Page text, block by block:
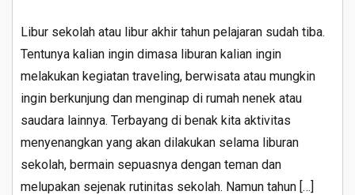
Seru
Liburan
Sekolah
dimasa
Pandemi
Libur sekolah atau libur akhir tahun pelajaran sudah tiba.
Tentunya kalian ingin dimasa liburan kalian ingin
melakukan kegiatan traveling, berwisata atau mungkin
ingin berkunjung dan menginap di rumah nenek atau
saudara lainnya. Terbayang di benak kita aktivitas
menyenangkan yang akan dilakukan selama liburan
sekolah, bermain sepuasnya dengan teman dan
melupakan sejenak rutinitas sekolah. Namun tahun […]